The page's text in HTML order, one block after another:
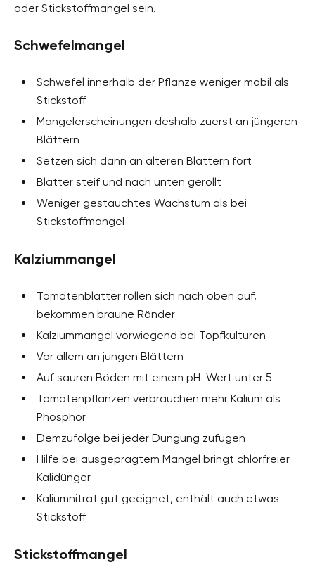
oder Stickstoffmangel sein.
Schwefelmangel
Schwefel innerhalb der Pflanze weniger mobil als
Stickstoff
Mangelerscheinungen deshalb zuerst an jüngeren
Blättern
Setzen sich dann an älteren Blättern fort
Blätter steif und nach unten gerollt
Weniger gestauchtes Wachstum als bei
Stickstoffmangel
Kalziummangel
Tomatenblätter rollen sich nach oben auf,
bekommen braune Ränder
Kalziummangel vorwiegend bei Topfkulturen
Vor allem an jungen Blättern
Auf sauren Böden mit einem pH-Wert unter 5
Tomatenpflanzen verbrauchen mehr Kalium als
Phosphor
Demzufolge bei jeder Düngung zufügen
Hilfe bei ausgeprägtem Mangel bringt chlorfreier
Kalidünger
Kaliumnitrat gut geeignet, enthält auch etwas
Stickstoff
Stickstoffmangel